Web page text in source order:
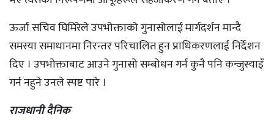
ऊर्जा सचिव घिमिरेले उपभोक्ताको गुनासोलाई मार्गदर्शन मान्दै
समस्या समाधानमा निरन्तर परिचालित हुन प्राधिकरणलाई निर्देशन
दिए । उपभोक्ताबाट आउने गुनासो सम्बोधन गर्न कुनै पनि कन्जुस्याइँ
गर्न नहुने उनले स्पष्ट पारे ।
राजधानी दैनिक